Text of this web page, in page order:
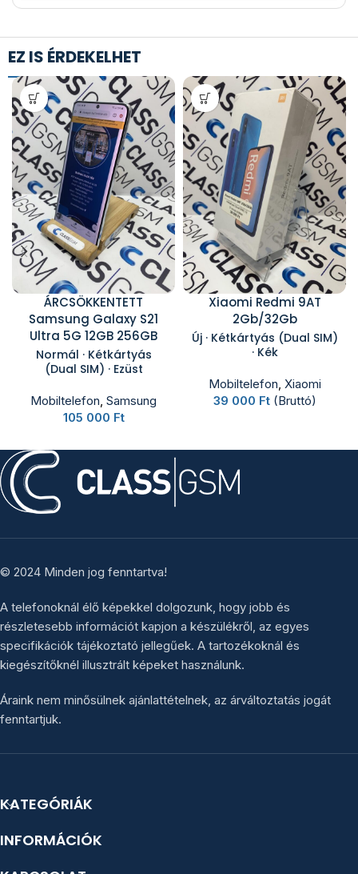
EZ IS ÉRDEKELHET
ÁRCSÖKKENTETT
Samsung Galaxy S21
Ultra 5G 12GB 256GB
Normál · Kétkártyás
(Dual SIM) · Ezüst
Mobiltelefon, Samsung
105 000 Ft
Xiaomi Redmi 9AT
2Gb/32Gb
Új · Kétkártyás (Dual SIM)
· Kék
Mobiltelefon, Xiaomi
39 000 Ft (Bruttó)
© 2024 Minden jog fenntartva!
A telefonoknál élő képekkel dolgozunk, hogy jobb és
részletesebb információt kapjon a készülékről, az egyes
specifikációk tájékoztató jellegűek. A tartozékoknál és
kiegészítőknél illusztrált képeket használunk.
Áraink nem minősülnek ajánlattételnek, az árváltoztatás jogát
fenntartjuk.
KATEGÓRIÁK
INFORMÁCIÓK